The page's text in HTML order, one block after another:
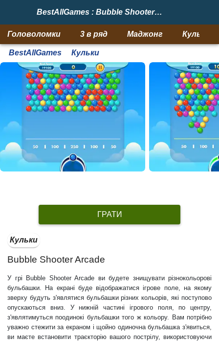
BestAllGames : Bubble Shooter Arcade
Головоломки 3 в ряд Маджонг Кульки
BestAllGames Кульки
ГРАТИ
Кульки
Bubble Shooter Arcade
У грі Bubble Shooter Arcade ви будете знищувати різнокольорові
бульбашки. На екрані буде відображатися ігрове поле, на якому
зверху будуть з'являтися бульбашки різних кольорів, які поступово
опускаються вниз. У нижній частині ігрового поля, по центру,
з'являтимуться поодинокі бульбашки того ж кольору. Вам потрібно
уважно стежити за екраном і щойно одиночна бульбашка з'явиться,
ви маєте встановити траєкторію вашого пострілу, використовуючи